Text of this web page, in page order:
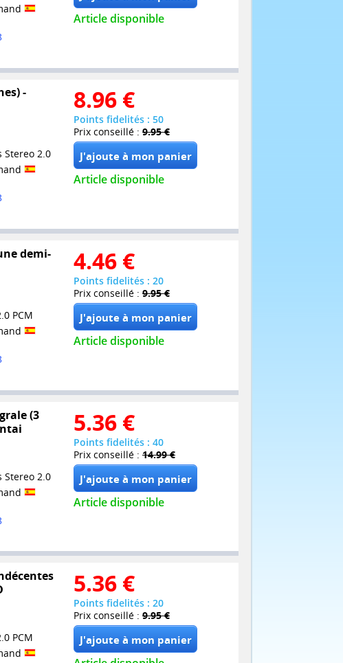
Article disponible
-
Stereo 2.0
8.96 €
Points fidelités : 50
Prix conseillé : 9.95 €
Article disponible
demi-
PCM
4.46 €
Points fidelités : 20
Prix conseillé : 9.95 €
Article disponible
(3
Stereo 2.0
5.36 €
Points fidelités : 40
Prix conseillé : 14.99 €
Article disponible
PCM
5.36 €
Points fidelités : 20
Prix conseillé : 9.95 €